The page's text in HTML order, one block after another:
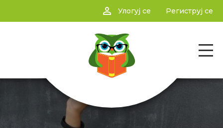
person_outline Улогуј се Региструј се